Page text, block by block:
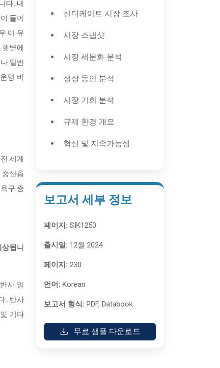
다. 내
들어
이 유
볕에
일반
영 비
세계
중산층
구 증
됩니
사 일
. 반사
기타
신디케이트 시장 조사
시장 스냅샷
시장 세분화 분석
성장 동인 분석
시장 기회 분석
규제 환경 개요
혁신 및 지속가능성
보고서 세부 정보
페이지: SIK1250
출시일: 12월 2024
페이지: 230
언어: Korean
보고서 형식: PDF, Databook
무료 샘플 다운로드